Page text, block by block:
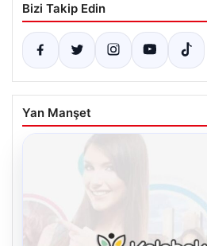
Bizi Takip Edin
Yan Manşet